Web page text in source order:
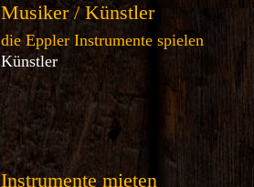
Musiker / Künstler
die Eppler Instrumente spielen
Künstler
Instrumente mieten